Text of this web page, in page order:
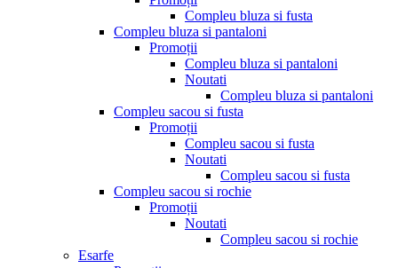
Compleu bluza si fusta
Compleu bluza si pantaloni
Promoții
Compleu bluza si pantaloni
Noutati
Compleu bluza si pantaloni
Compleu sacou si fusta
Promoții
Compleu sacou si fusta
Noutati
Compleu sacou si fusta
Compleu sacou si rochie
Promoții
Noutati
Compleu sacou si rochie
Esarfe